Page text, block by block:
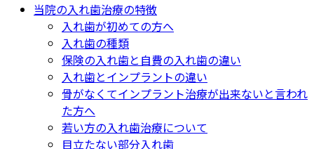
当院の入れ歯治療の特徴
入れ歯が初めての方へ
入れ歯の種類
保険の入れ歯と自費の入れ歯の違い
入れ歯とインプラントの違い
骨がなくてインプラント治療が出来ないと言われ
た方へ
若い方の入れ歯治療について
目立たない部分入れ歯